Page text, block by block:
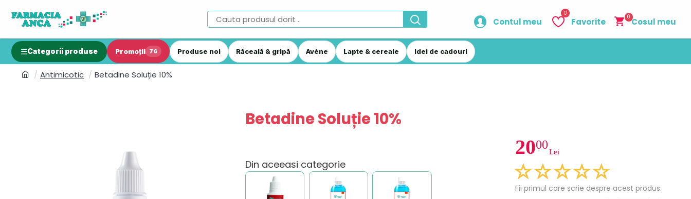
Contul meu Favorite
0
Cosul meu
0
Categorii produse Promoții 76 Produse noi Răceală & gripă Avène Lapte & cereale Idei de cadouri
Antimicotic Betadine Soluție 10%
Betadine Soluție 10%
Din aceeasi categorie
2000
Lei
Fii primul care scrie despre acest produs.